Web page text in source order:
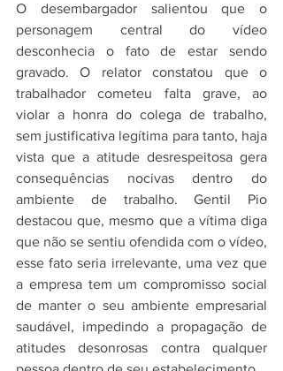
O desembargador salientou que o
personagem central do vídeo
desconhecia o fato de estar sendo
gravado. O relator constatou que o
trabalhador cometeu falta grave, ao
violar a honra do colega de trabalho,
sem justificativa legítima para tanto, haja
vista que a atitude desrespeitosa gera
consequências nocivas dentro do
ambiente de trabalho. Gentil Pio
destacou que, mesmo que a vítima diga
que não se sentiu ofendida com o vídeo,
esse fato seria irrelevante, uma vez que
a empresa tem um compromisso social
de manter o seu ambiente empresarial
saudável, impedindo a propagação de
atitudes desonrosas contra qualquer